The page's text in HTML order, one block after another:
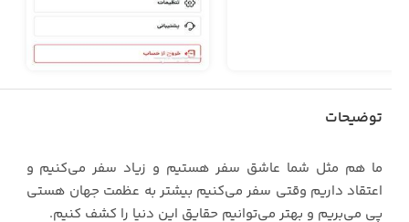
توضیحات
ما هم مثل شما عاشق سفر هستیم و زیاد سفر می‌کنیم و
اعتقاد داریم وقتی سفر می‌کنیم بیشتر به عظمت جهان هستی
پی می‌بریم و بهتر می‌توانیم حقایق این دنیا را کشف کنیم.